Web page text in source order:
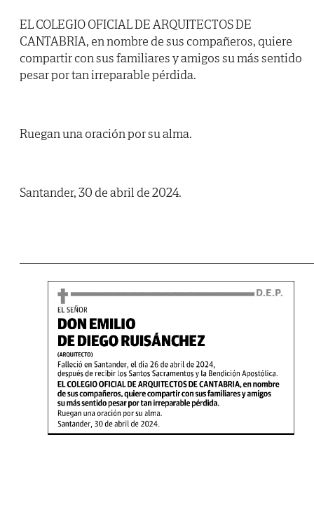
EL COLEGIO OFICIAL DE ARQUITECTOS DE
CANTABRIA, en nombre de sus compañeros, quiere
compartir con sus familiares y amigos su más sentido
pesar por tan irreparable pérdida.
Ruegan una oración por su alma.
Santander, 30 de abril de 2024.